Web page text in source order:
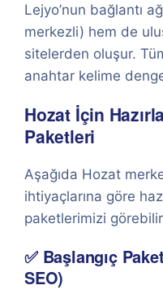
Lejyo’nun bağlantı
merkezli) hem de
sitelerden oluşur.
anahtar kelime
Hozat İçin
Paketleri
Aşağıda Hozat
ihtiyaçlarına göre
paketlerimizi
✅ Başlangıç
SEO)